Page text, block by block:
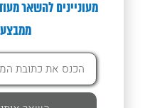
מעוניינים להשאר